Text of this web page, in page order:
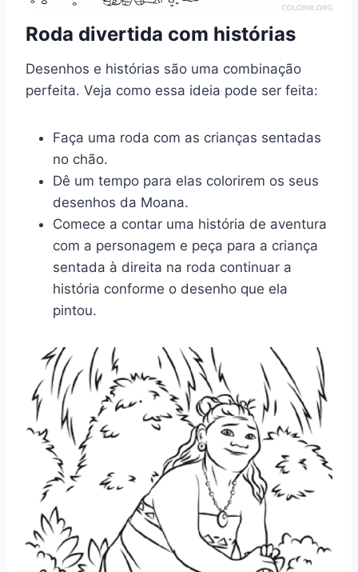
Roda divertida com histórias
Desenhos e histórias são uma combinação
perfeita. Veja como essa ideia pode ser feita:
Faça uma roda com as crianças sentadas
no chão.
Dê um tempo para elas colorirem os seus
desenhos da Moana.
Comece a contar uma história de aventura
com a personagem e peça para a criança
sentada à direita na roda continuar a
história conforme o desenho que ela
pintou.